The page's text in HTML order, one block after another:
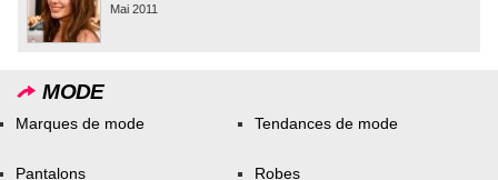
Mai 2011
MODE
Marques de mode Tendances de mode
Pantalons
Robes